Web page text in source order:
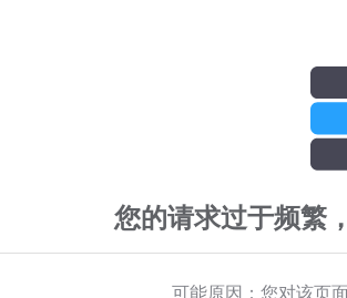
您的请求过于频繁
可能原因：您对该页